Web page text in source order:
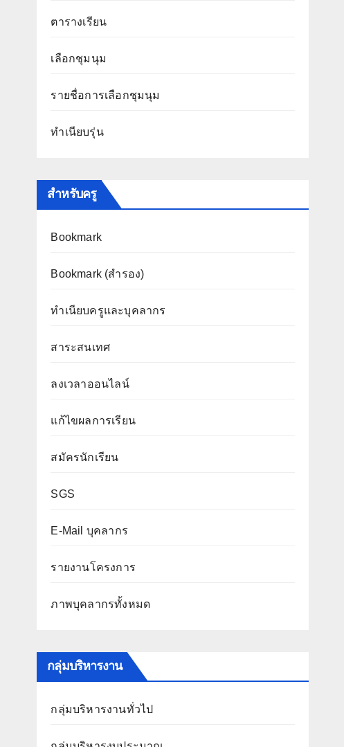
ตารางเรียน
เลือกชุมนุม
รายชื่อการเลือกชุมนุม
ทำเนียบรุ่น
สำหรับครู
Bookmark
Bookmark (สำรอง)
ทำเนียบครูและบุคลากร
สาระสนเทศ
ลงเวลาออนไลน์
แก้ไขผลการเรียน
สมัครนักเรียน
SGS
E-Mail บุคลากร
รายงานโครงการ
ภาพบุคลากรทั้งหมด
กลุ่มบริหารงาน
กลุ่มบริหารงานทั่วไป